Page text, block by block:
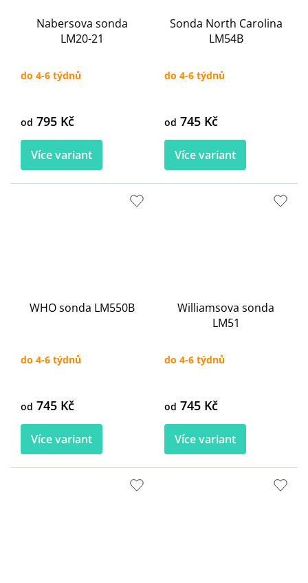
Nabersova sonda
LM20-21
do 4-6 týdnů
od 795 Kč
Více variant
Sonda North Carolina
LM54B
do 4-6 týdnů
od 745 Kč
Více variant
WHO sonda LM550B
do 4-6 týdnů
od 745 Kč
Více variant
Williamsova sonda
LM51
do 4-6 týdnů
od 745 Kč
Více variant